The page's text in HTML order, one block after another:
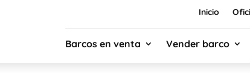
Inicio
Barcos en venta Vender barco